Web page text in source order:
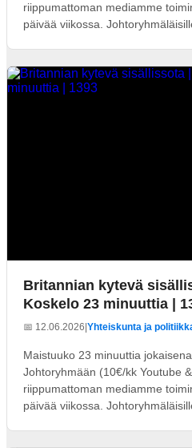
riippumattoman mediamme
päivää viikossa.
Britannian kytevä
Koskelo 23 minuuttia |
📅 12.06.2026 Yhteiskunta ja
Maistuuko 23 minuuttia
Johtoryhmään (10€/kk Youtube
riippumattoman mediamme
päivää viikossa.